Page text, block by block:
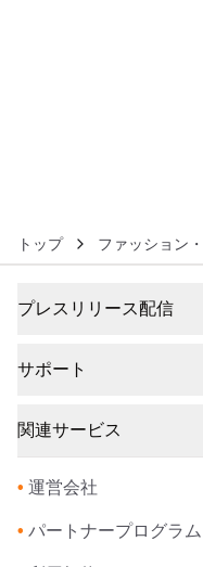
トップ ファッション
プレスリリース配信
サポート
関連サービス
• 運営会社
• パートナープログラム